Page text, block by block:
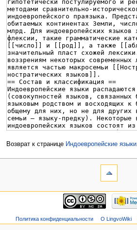
Возврат к странице Индоевропейские языки.
Политика конфиденциальности О LingvoWiki